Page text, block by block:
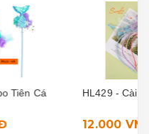
HL429 - Cài Vương Miện
12.000 VNĐ